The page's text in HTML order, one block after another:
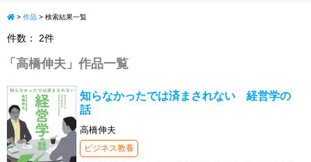
> 作品 > 検索結果一覧
件数： 2件
「 高橋伸夫 」作品一覧
知らなかったでは済まされない 経営学の
話
高橋伸夫
ビジネス教養